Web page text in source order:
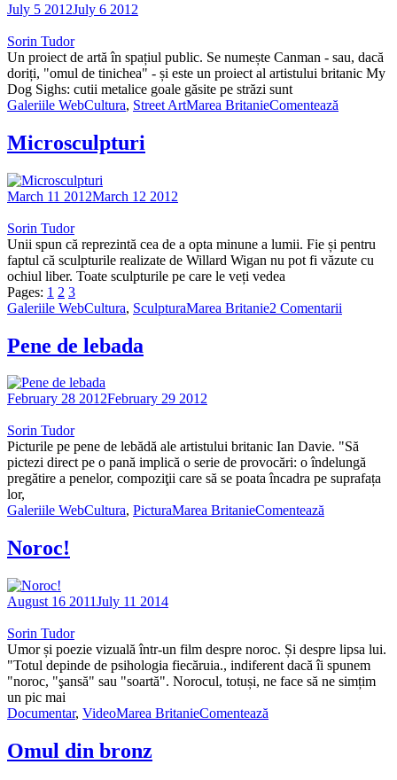
July 5 2012July 6 2012
Sorin Tudor
Un proiect de artă în spațiul public. Se numește Canman - sau, dacă
doriți, "omul de tinichea" - și este un proiect al artistului britanic My
Dog Sighs: cutii metalice goale găsite pe străzi sunt
Galeriile WebCultura, Street ArtMarea BritanieComentează
Microsculpturi
March 11 2012March 12 2012
Sorin Tudor
Unii spun că reprezintă cea de a opta minune a lumii. Fie și pentru
faptul că sculpturile realizate de Willard Wigan nu pot fi văzute cu
ochiul liber. Toate sculpturile pe care le veți vedea
Pages: 1 2 3
Galeriile WebCultura, SculpturaMarea Britanie2 Comentarii
Pene de lebada
February 28 2012February 29 2012
Sorin Tudor
Picturile pe pene de lebădă ale artistului britanic Ian Davie. "Să
pictezi direct pe o pană implică o serie de provocări: o îndelungă
pregătire a penelor, compoziţii care să se poata încadra pe suprafața
lor,
Galeriile WebCultura, PicturaMarea BritanieComentează
Noroc!
August 16 2011July 11 2014
Sorin Tudor
Umor și poezie vizuală într-un film despre noroc. Și despre lipsa lui.
"Totul depinde de psihologia fiecăruia., indiferent dacă îi spunem
"noroc, "şansă" sau "soartă". Norocul, totuși, ne face să ne simțim
un pic mai
Documentar, VideoMarea BritanieComentează
Omul din bronz